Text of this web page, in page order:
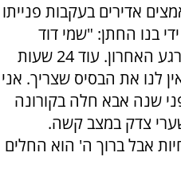
אדירים בעקבות פנייתו
בנו החתן: "שמי דוד
ברנשטיין ואני פונה אליכם ברגע האחרון. עוד 24 שעות
לנו את הבסיס שצריך. אני
שנה אבא חלה בקורונה
צדק במצב קשה.
אבל ברוך ה' הוא החלים